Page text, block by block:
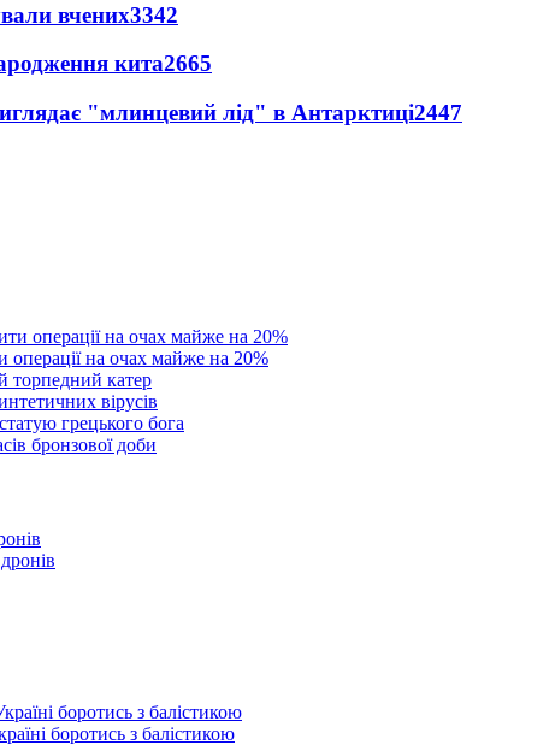
вчених3342
кита2665
"млинцевий лід" в Антарктиці2447
операції на очах майже на 20%
торпедний катер
вірусів
грецького бога
бронзової доби
боротись з балістикою